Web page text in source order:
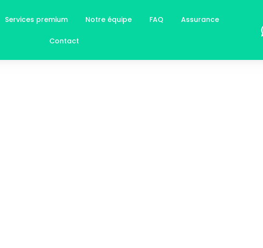
Services premium Notre équipe FAQ Assurance
Contact